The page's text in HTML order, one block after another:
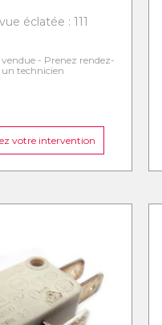
éclatée : 111
- Prenez rendez-
un technicien
votre intervention